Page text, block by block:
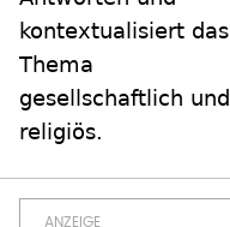
kontextualisiert das
Thema
gesellschaftlich und
religiös.